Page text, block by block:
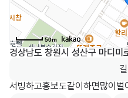
50m
경상남도 창원시 성산구 마디
서빙하고홍보도같이하면많이